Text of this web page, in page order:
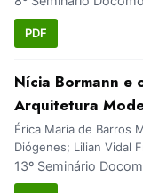
PDF
Nícia Bormann
Arquitetura
Érica Maria de Barros
Diógenes; Lilian Vidal
13º Seminário